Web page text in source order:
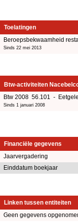
Toelatingen
Beroepsbekwaamheid
Sinds 22 mei 2013
Btw-activiteiten
Btw 2008 56.101 -
Sinds 1 januari 2008
Financiële gegevens
Jaarvergadering
Einddatum boekjaar
Linken tussen entiteiten
Geen gegevens